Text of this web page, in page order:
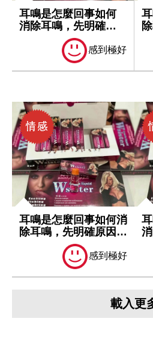
耳鳴是怎麼回事如何
消除耳鳴，先明確原
感到極好
耳鳴是怎麼回事如何消
除耳鳴，先明確原因再
感到極好
載入更